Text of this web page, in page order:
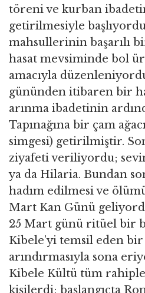
töreni ve kurban
getirilmesiyle
mahsullerinin başarılı
hasat mevsiminde bol
amacıyla
gününden itibaren bir
arınma ibadetinin
Tapınağına bir çam
simgesi) getirilmiştir.
ziyafeti veriliyordu;
ya da Hilaria. Bundan
hadım edilmesi ve
Mart Kan Günü
25 Mart günü ritüel bir
Kibele’yi temsil eden
arındırmasıyla sona
Kibele Kültü tüm
kişilerdi; başlangıçta